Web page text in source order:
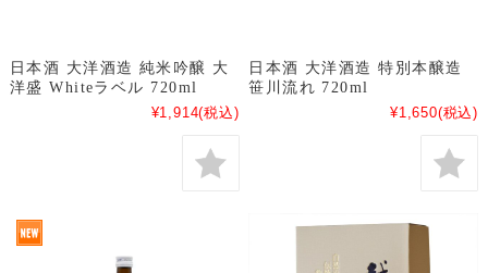
日本酒 大洋酒造 純米吟醸 大
洋盛 Whiteラベル 720ml
¥1,914(税込)
日本酒 大洋酒造 特別本醸造
笹川流れ 720ml
¥1,650(税込)